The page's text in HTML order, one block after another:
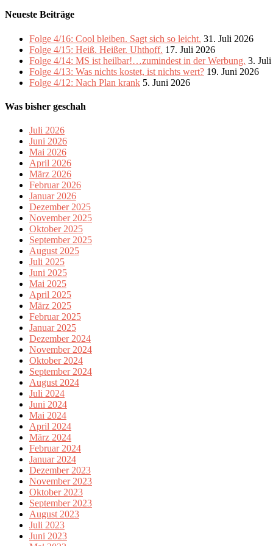
Neueste Beiträge
Folge 4/16: Cool bleiben. Sagt sich so leicht. 31. Juli 2026
Folge 4/15: Heiß. Heißer. Uhthoff. 17. Juli 2026
Folge 4/14: MS ist heilbar!…zumindest in der Werbung. 3.
Folge 4/13: Was nichts kostet, ist nichts wert? 19. Juni 2026
Folge 4/12: Nach Plan krank 5. Juni 2026
Was bisher geschah
Juli 2026
Juni 2026
Mai 2026
April 2026
März 2026
Februar 2026
Januar 2026
Dezember 2025
November 2025
Oktober 2025
September 2025
August 2025
Juli 2025
Juni 2025
Mai 2025
April 2025
März 2025
Februar 2025
Januar 2025
Dezember 2024
November 2024
Oktober 2024
September 2024
August 2024
Juli 2024
Juni 2024
Mai 2024
April 2024
März 2024
Februar 2024
Januar 2024
Dezember 2023
November 2023
Oktober 2023
September 2023
August 2023
Juli 2023
Juni 2023